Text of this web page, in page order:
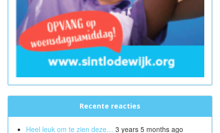
Recente reacties
Heel leuk om te zien deze… 3 years 5 months ago